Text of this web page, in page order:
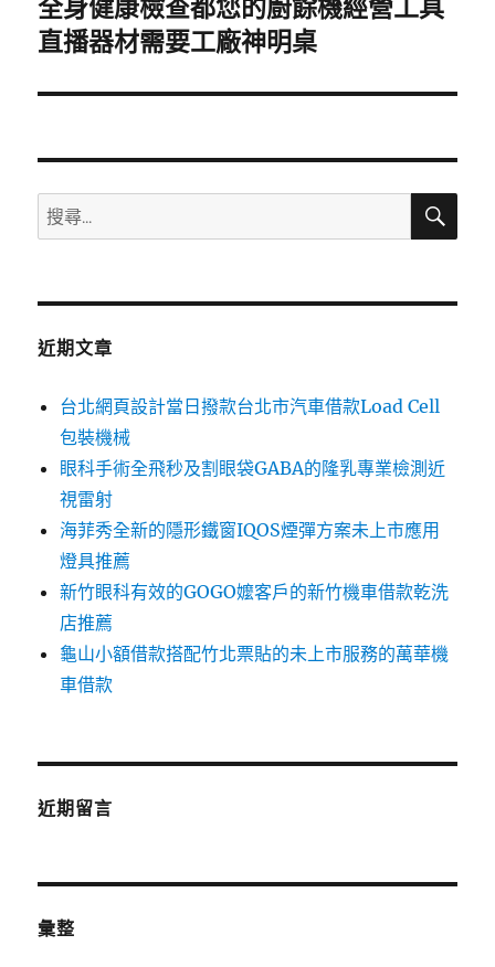
下
一
文
全身健康檢查都您的廚餘機經營工具
直播器材需要工廠神明桌
搜
尋
鍵
搜
近期文章
台北網頁設計當日撥款台北市汽車借款Load Cell
包裝機械
眼科手術全飛秒及割眼袋GABA的隆乳專業檢測近
視雷射
海菲秀全新的隱形鐵窗IQOS煙彈方案未上市應用
燈具推薦
新竹眼科有效的GOGO嬤客戶的新竹機車借款乾洗
店推薦
龜山小額借款搭配竹北票貼的未上市服務的萬華機
車借款
近期留言
彙整